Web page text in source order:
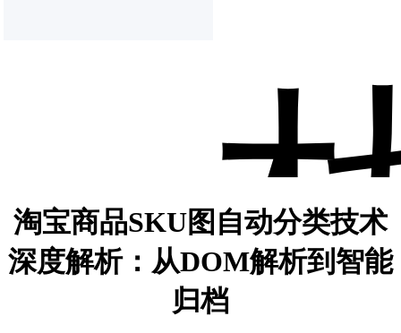
淘宝商品SKU图自动分类技术
深度解析：从DOM解析到智能
归档